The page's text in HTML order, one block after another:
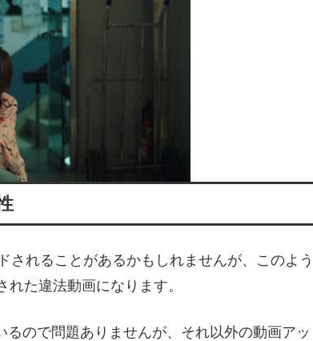
れることがあるかもしれませんが、このよう
た違法動画になります。
ので問題ありませんが、それ以外の動画アッ